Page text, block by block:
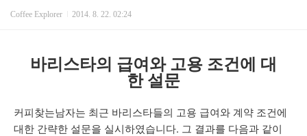
Coffee Explorer 2014. 8. 22. 02:24
바리스타의 급여와 고용 조건에 대
한 설문
커피찾는남자는 최근 바리스타들의 고용 급여와 계약 조건에
대한 간략한 설문을 실시하였습니다. 그 결과를 다음과 같이